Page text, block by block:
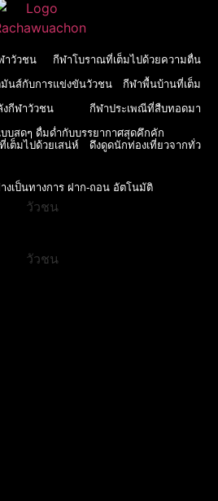
าวัวชน กีฬาโบราณที่เต็มไปด้วยความตื่น
นส์กับการแข่งขันวัวชน กีฬาพื้นบ้านที่เต็ม
งหลังกีฬาวัวชน กีฬาประเพณีที่สืบทอดมา
บสดๆ ดื่มด่ำกับบรรยากาศสุดคึกคัก
ต็มไปด้วยเสน่ห์ ดึงดูดนักท่องเที่ยวจากทั่ว
งเป็นทางการ ฝาก-ถอน อัตโนมัติ